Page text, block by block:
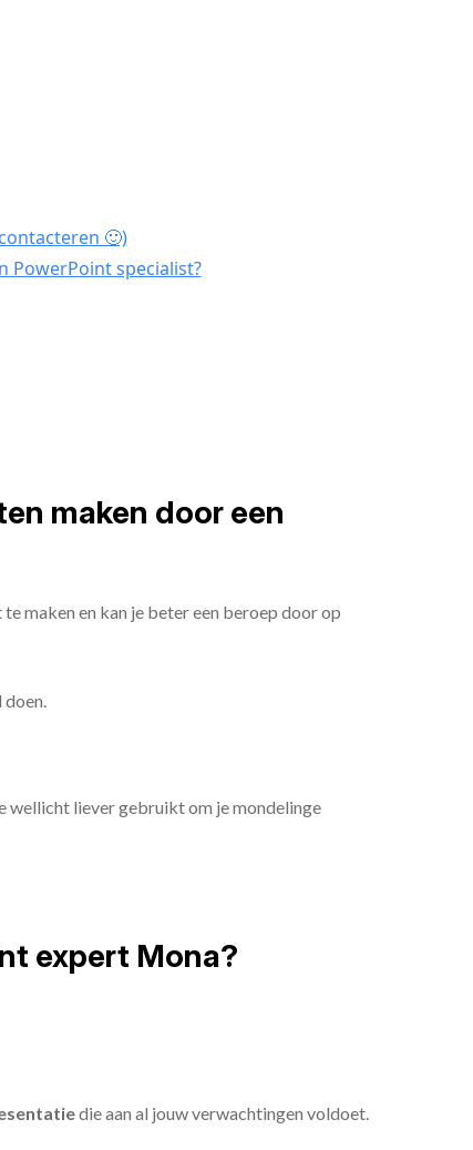
🙂)
PowerPoint specialist?
maken door een
maken en kan je beter een beroep door op
doen.
wellicht liever gebruikt om je mondelinge
expert Mona?
die aan al jouw verwachtingen voldoet.